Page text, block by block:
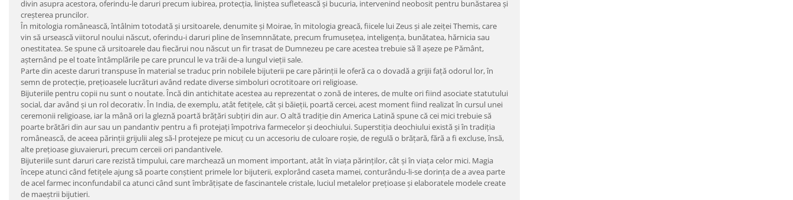
divin asupra acestora, oferindu-le daruri precum iubirea, protecția, liniștea sufletească și bucuria, intervenind neobosit pentru bunăstarea și
creșterea pruncilor.
În mitologia românească, întâlnim totodată și ursitoarele, denumite și Moirae, în mitologia greacă, fiicele lui Zeus și ale zeiței Themis, care
vin să ursească viitorul noului născut, oferindu-i daruri pline de însemnnătate, precum frumusețea, inteligența, bunătatea, hărnicia sau
onestitatea. Se spune că ursitoarele dau fiecărui nou născut un fir trasat de Dumnezeu pe care acestea trebuie să îl așeze pe Pământ,
așternând pe el toate întâmplările pe care pruncul le va trăi de-a lungul vieții sale.
Parte din aceste daruri transpuse în material se traduc prin nobilele bijuterii pe care părinții le oferă ca o dovadă a grijii față odorul lor, în
semn de protecție, prețioasele lucrături având redate diverse simboluri ocrotitoare ori religioase.
Bijuteriile pentru copii nu sunt o noutate. Încă din antichitate acestea au reprezentat o zonă de interes, de multe ori fiind asociate statutului
social, dar având și un rol decorativ. În India, de exemplu, atât fetițele, cât și băieții, poartă cercei, acest moment fiind realizat în cursul unei
ceremonii religioase, iar la mână ori la gleznă poartă brățări subțiri din aur. O altă tradiție din America Latină spune că cei mici trebuie să
poarte brătări din aur sau un pandantiv pentru a fi protejați împotriva farmecelor și deochiului. Superstiția deochiului există și în tradiția
românească, de aceea părinții grijulii aleg să-l protejeze pe micuț cu un accesoriu de culoare roșie, de regulă o brățară, fără a fi excluse, însă,
alte prețioase giuvaieruri, precum cerceii ori pandantivele.
Bijuteriile sunt daruri care rezistă timpului, care marchează un moment important, atât în viața părinților, cât și în viața celor mici. Magia
începe atunci când fetițele ajung să poarte conștient primele lor bijuterii, explorând caseta mamei, conturându-li-se dorința de a avea parte
de acel farmec inconfundabil ca atunci când sunt îmbrățișate de fascinantele cristale, luciul metalelor prețioase și elaboratele modele create
de maeștrii bijutieri.